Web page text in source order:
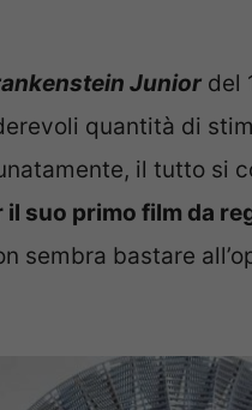
Junior del
quantità di
il tutto si
suo primo film da
sembra bastare